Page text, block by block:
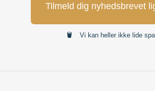
Tilmeld dig nyhedsbrevet
Vi kan heller ikke lide